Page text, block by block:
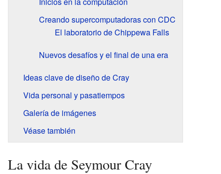
Creando supercomputadoras con CDC
El laboratorio de Chippewa Falls
Nuevos desafíos y el final de una era
Ideas clave de diseño de Cray
Vida personal y pasatiempos
Galería de imágenes
Véase también
La vida de Seymour Cray